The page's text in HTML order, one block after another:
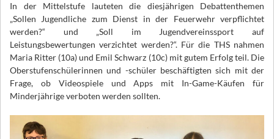
In der Mittelstufe lauteten die diesjährigen Debattenthemen
„Sollen Jugendliche zum Dienst in der Feuerwehr verpflichtet
werden?“ und „Soll im Jugendvereinssport auf
Leistungsbewertungen verzichtet werden?“. Für die THS nahmen
Maria Ritter (10a) und Emil Schwarz (10c) mit gutem Erfolg teil. Die
Oberstufenschülerinnen und -schüler beschäftigten sich mit der
Frage, ob Videospiele und Apps mit In-Game-Käufen für
Minderjährige verboten werden sollten.